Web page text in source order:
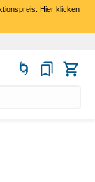
Hier klicken